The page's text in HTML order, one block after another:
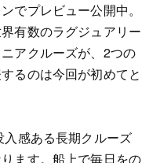
でプレビュー公開中。
有数のラグジュアリー
アクルーズが、2つの
るのは今回が初めてと
感ある長期クルーズ
ます。船上で毎日をの